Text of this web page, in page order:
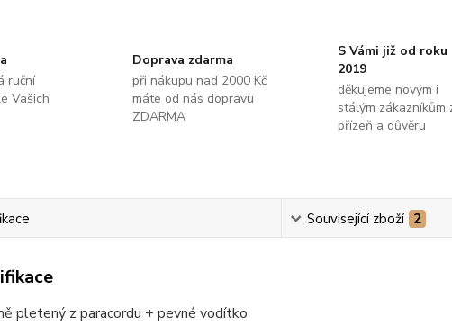
ruční
Vašich
Doprava zdarma
při nákupu nad 2000 Kč
máte od nás dopravu
ZDARMA
S Vámi již od roku
2019
děkujeme novým i
stálým zákazníkům
přízeň a důvěru
Související zboží 2
pletený z paracordu + pevné vodítko